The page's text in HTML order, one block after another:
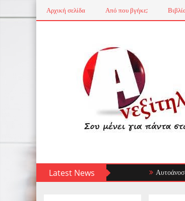
Αρχική σελίδα Από που βγήκε;
Latest News Αυτοάνοσα